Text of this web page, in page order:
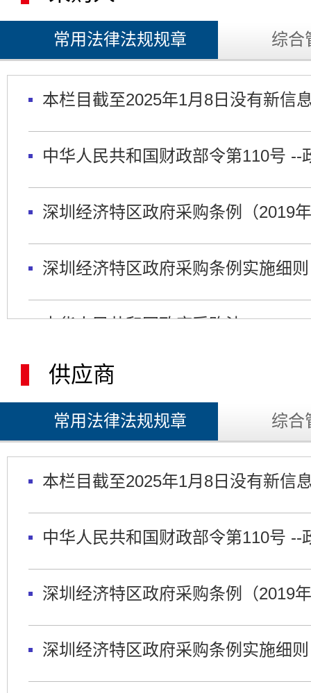
常用法律法规规章 综合
本栏目截至2025年1月8日没有新信
中华人民共和国财政部令第110号
深圳经济特区政府采购条例（2019
深圳经济特区政府采购条例实施细则
中华人民共和国政府采购法
中华人民共和国政府采购法实施条例
政府采购货物和服务招标投标管理
政府采购质疑和投诉办法
政府采购信息发布管理办法
政府购买服务管理办法
供应商
常用法律法规规章 综合
本栏目截至2025年1月8日没有新信
中华人民共和国财政部令第110号
深圳经济特区政府采购条例（2019
深圳经济特区政府采购条例实施细则